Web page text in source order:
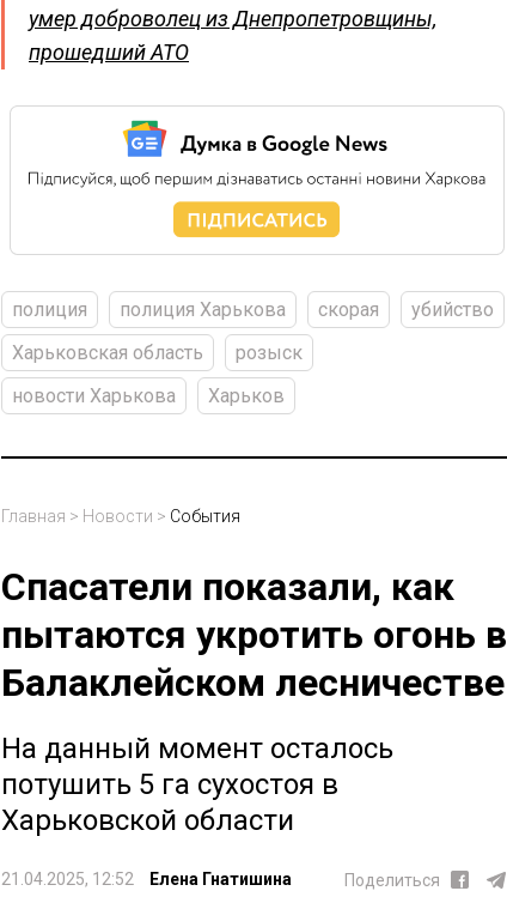
умер доброволец из Днепропетровщины,
прошедший АТО
полиция полиция Харькова скорая
убийство
Харьковская область
розыск
новости Харькова
Харьков
Главная > Новости > События
Спасатели показали, как
пытаются укротить огонь в
Балаклейском лесничестве
На данный момент осталось
потушить 5 га сухостоя в
Харьковской области
21.04.2025, 12:52 Елена Гнатишина Поделиться